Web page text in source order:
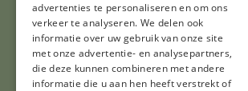
Al onze prijzen zijn incl. BTW
© Copyright 2026 Limburgs
website webmix
advertenties te personaliseren en om ons
verkeer te analyseren. We delen ook
informatie over uw gebruik van onze site
met onze advertentie- en analysepartners,
die deze kunnen combineren met andere
informatie die u aan hen heeft verstrekt of